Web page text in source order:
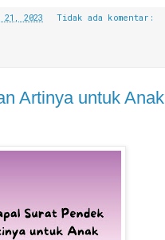
2023 Tidak ada komentar:
Artinya untuk Anak